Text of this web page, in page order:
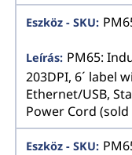
PM65:
203DPI, 6´ label
Ethernet/USB,
Power Cord